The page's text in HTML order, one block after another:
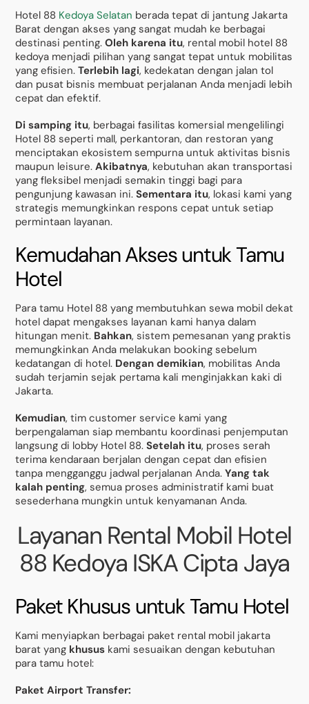
Hotel 88 Kedoya Selatan berada tepat di jantung Jakarta
Barat dengan akses yang sangat mudah ke berbagai
destinasi penting.Oleh karena itu, rental mobil hotel 88
kedoya menjadi pilihan yang sangat tepat untuk mobilitas
yang efisien.Terlebih lagi, kedekatan dengan jalan tol
dan pusat bisnis membuat perjalanan Anda menjadi lebih
cepat dan efektif.
Di samping itu, berbagai fasilitas komersial mengelilingi
Hotel 88 seperti mall, perkantoran, dan restoran yang
menciptakan ekosistem sempurna untuk aktivitas bisnis
maupun leisure.Akibatnya, kebutuhan akan transportasi
yang fleksibel menjadi semakin tinggi bagi para
pengunjung kawasan ini.Sementara itu, lokasi kami yang
strategis memungkinkan respons cepat untuk setiap
permintaan layanan.
Kemudahan Akses untuk Tamu
Hotel
Para tamu Hotel 88 yang membutuhkan sewa mobil dekat
hotel dapat mengakses layanan kami hanya dalam
hitungan menit. Bahkan, sistem pemesanan yang praktis
memungkinkan Anda melakukan booking sebelum
kedatangan di hotel. Dengan demikian, mobilitas Anda
sudah terjamin sejak pertama kali menginjakkan kaki di
Jakarta.
Kemudian, tim customer service kami yang
berpengalaman siap membantu koordinasi penjemputan
langsung di lobby Hotel 88.Setelah itu, proses serah
terima kendaraan berjalan dengan cepat dan efisien
tanpa mengganggu jadwal perjalanan Anda.Yang tak
kalah penting, semua proses administratif kami buat
sesederhana mungkin untuk kenyamanan Anda.
Layanan Rental Mobil Hotel
88 Kedoya ISKA Cipta Jaya
Paket Khusus untuk Tamu Hotel
Kami menyiapkan berbagai paket rental mobil jakarta
barat yang khusus kami sesuaikan dengan kebutuhan
para tamu hotel:
Paket Airport Transfer: